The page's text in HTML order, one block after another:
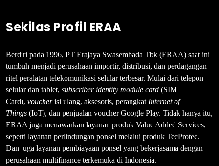
Sekilas Profil ERAA
Berdiri pada 1996, PT Erajaya Swasembada Tbk (ERAA) saat ini
tumbuh menjadi perusahaan importir, distribusi, dan perdagangan
ritel peralatan telekomunikasi selular terbesar. Mulai dari telepon
selular dan tablet, subscriber identity module card (SIM
Card), voucherisi ulang, aksesoris, perangkat Internet of
Things (IoT), dan penjualan voucher Google Play. Tidak hanya itu,
ERAA juga menawarkan layanan produk Value Added Services,
seperti layanan perlindungan ponsel melalui produk TecProtec.
Dan juga layanan pembiayaan ponsel yang bekerjasama dengan
perusahaan multifinance terkemuka di Indonesia.